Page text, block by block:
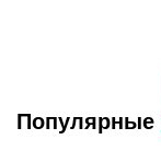
Популярные